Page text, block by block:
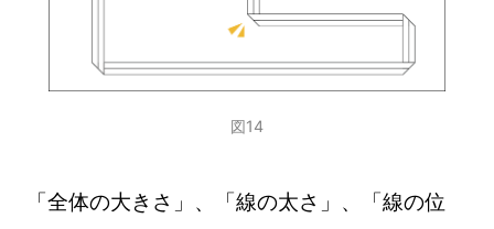
図14
「全体の大きさ」、「線の太さ」、「線の位